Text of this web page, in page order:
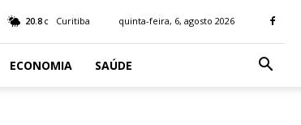
20.8 C Curitiba quinta-feira, 6, agosto 2026
ECONOMIA SAÚDE